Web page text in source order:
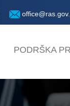
PODRŠKA